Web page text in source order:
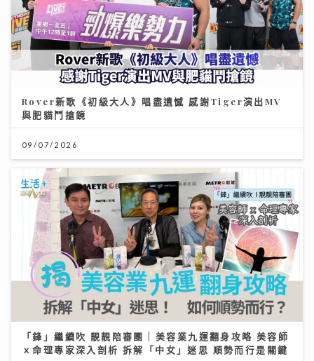
Rover新歌《初級大人》唱盡遺憾 感謝Tiger演出MV
與肥貓鬥搶鏡
09/07/2026
「鋒」繼續吹 靚靚陪審團 | 美容業九運翻身攻略 美容師
ｘ命理專家深入剖析 拆解「中女」迷思 順勢而行是關鍵